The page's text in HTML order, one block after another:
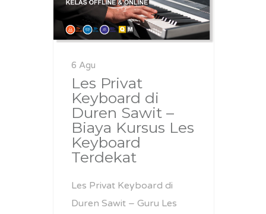
6 Agu
Les Privat
Keyboard di
Duren Sawit –
Biaya Kursus Les
Keyboard
Terdekat
Les Privat Keyboard di
Duren Sawit – Guru Les